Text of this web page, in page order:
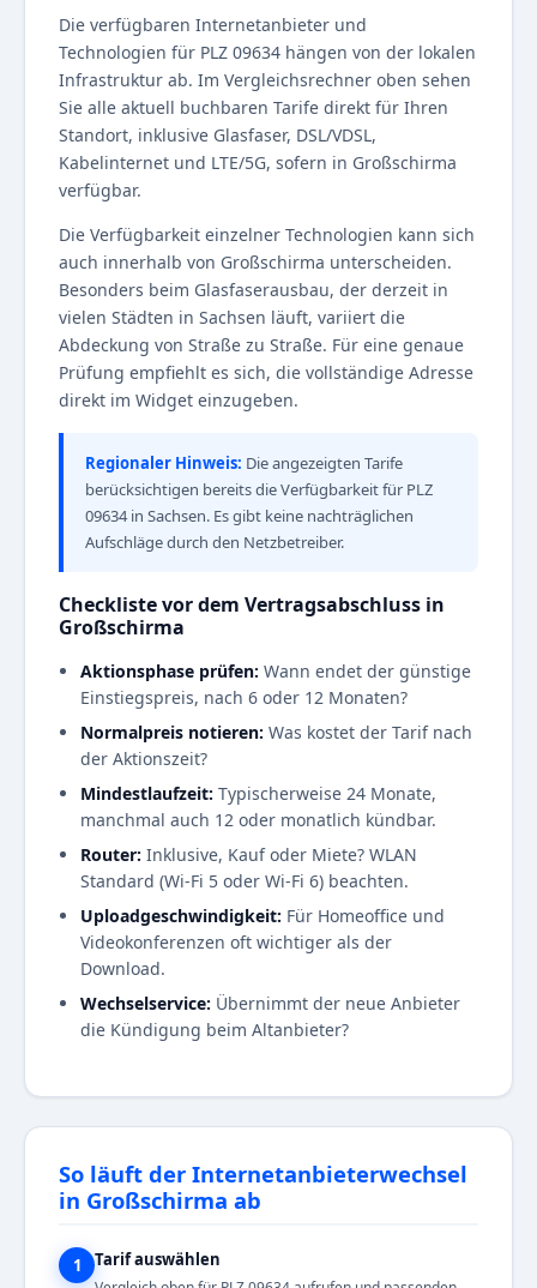
Die verfügbaren Internetanbieter und
Technologien für PLZ 09634 hängen von der lokalen
Infrastruktur ab. Im Vergleichsrechner oben sehen
Sie alle aktuell buchbaren Tarife direkt für Ihren
Standort, inklusive Glasfaser, DSL/VDSL,
Kabelinternet und LTE/5G, sofern in Großschirma
verfügbar.
Die Verfügbarkeit einzelner Technologien kann sich
auch innerhalb von Großschirma unterscheiden.
Besonders beim Glasfaserausbau, der derzeit in
vielen Städten in Sachsen läuft, variiert die
Abdeckung von Straße zu Straße. Für eine genaue
Prüfung empfiehlt es sich, die vollständige Adresse
direkt im Widget einzugeben.
Regionaler Hinweis: Die angezeigten Tarife
berücksichtigen bereits die Verfügbarkeit für PLZ
09634 in Sachsen. Es gibt keine nachträglichen
Aufschläge durch den Netzbetreiber.
Checkliste vor dem Vertragsabschluss in
Großschirma
Aktionsphase prüfen: Wann endet der günstige
Einstiegspreis, nach 6 oder 12 Monaten?
Normalpreis notieren: Was kostet der Tarif nach
der Aktionszeit?
Mindestlaufzeit: Typischerweise 24 Monate,
manchmal auch 12 oder monatlich kündbar.
Router: Inklusive, Kauf oder Miete? WLAN
Standard (Wi-Fi 5 oder Wi-Fi 6) beachten.
Uploadgeschwindigkeit: Für Homeoffice und
Videokonferenzen oft wichtiger als der
Download.
Wechselservice: Übernimmt der neue Anbieter
die Kündigung beim Altanbieter?
So läuft der Internetanbieterwechsel
in Großschirma ab
1 Tarif auswählen